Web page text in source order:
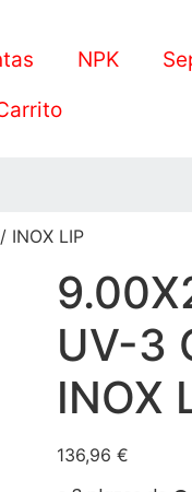
NPK
INOX LIP
UV-3
INOX
136,96 €